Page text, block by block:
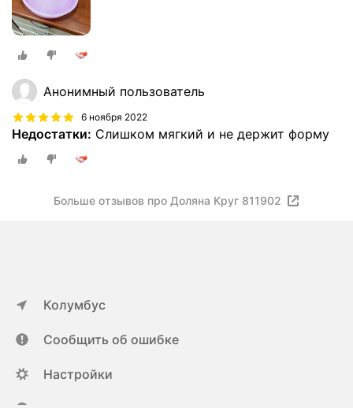
Анонимный пользователь
6 ноября 2022
Недостатки: Слишком мягкий и не держит форму
Больше отзывов про Доляна Круг 811902
Колумбус
Сообщить об ошибке
Настройки